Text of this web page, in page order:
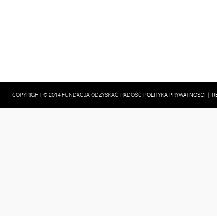
COPYRIGHT © 2014 FUNDACJA ODZYSKAĆ RADOŚĆ POLITYKA PRYWATNOŚCI |